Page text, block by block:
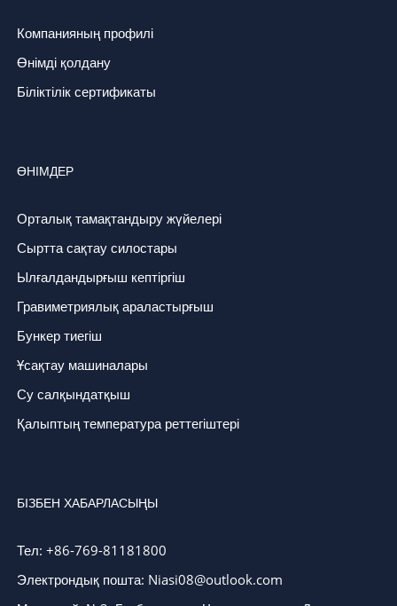
Компанияның профилі
Өнімді қолдану
Біліктілік сертификаты
ӨНІМДЕР
Орталық тамақтандыру жүйелері
Сыртта сақтау силостары
Ылғалдандырғыш кептіргіш
Гравиметриялық араластырғыш
Бункер тиегіш
Ұсақтау машиналары
Су салқындатқыш
Қалыптың температура реттегіштері
БІЗБЕН ХАБАРЛАСЫҢЫ
Тел: +86-769-81181800
Электрондық пошта: Niasi08@outlook.com